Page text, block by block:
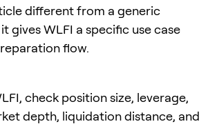
different from a generic
gives WLFI a specific use case
flow.
check position size, leverage,
depth, liquidation distance, and